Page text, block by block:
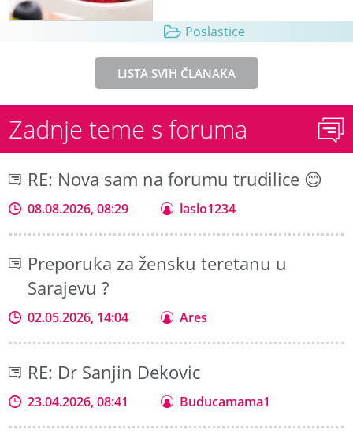
Poslastice
LISTA SVIH ČLANAKA
Zadnje teme s foruma
RE: Nova sam na forumu trudilice 😊
08.08.2026, 08:29 laslo1234
Preporuka za žensku teretanu u
Sarajevu ?
02.05.2026, 14:04 Ares
RE: Dr Sanjin Dekovic
23.04.2026, 08:41 Buducamama1